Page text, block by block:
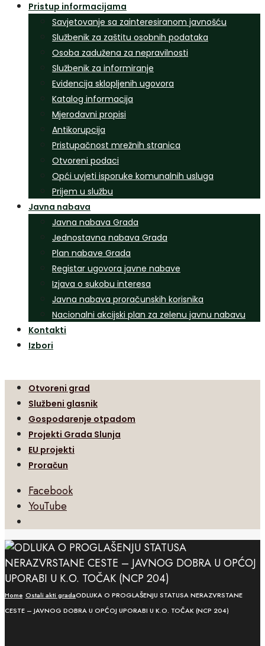
Pristup informacijama
Savjetovanje sa zainteresiranom javnošću
Službenik za zaštitu osobnih podataka
Osoba zadužena za nepravilnosti
Službenik za informiranje
Evidencija sklopljenih ugovora
Katalog informacija
Mjerodavni propisi
Antikorupcija
Pristupačnost mrežnih stranica
Otvoreni podaci
Opći uvjeti isporuke komunalnih usluga
Prijem u službu
Javna nabava
Javna nabava Grada
Jednostavna nabava Grada
Plan nabave Grada
Registar ugovora javne nabave
Izjava o sukobu interesa
Javna nabava proračunskih korisnika
Nacionalni akcijski plan za zelenu javnu nabavu
Kontakti
Izbori
Otvoreni grad
Službeni glasnik
Gospodarenje otpadom
Projekti Grada Slunja
EU projekti
Proračun
Facebook
YouTube
Search
Window
Home Ostali akti gradaODLUKA O PROGLAŠENJU STATUSA NERAZVRSTANE
CESTE – JAVNOG DOBRA U OPĆOJ UPORABI U K.O. TOČAK (NCP 204)